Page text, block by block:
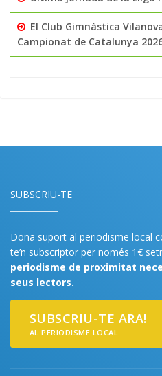
El Club Gimnàstica
Campionat de Catalunya
SUBSCRIU-TE
Dona suport al periodisme local
te’n subscriptor per només 1€
periodisme de proximitat
seus lectors.
SUBSCRIU-TE ARA!
AL PERIODISME LOCAL